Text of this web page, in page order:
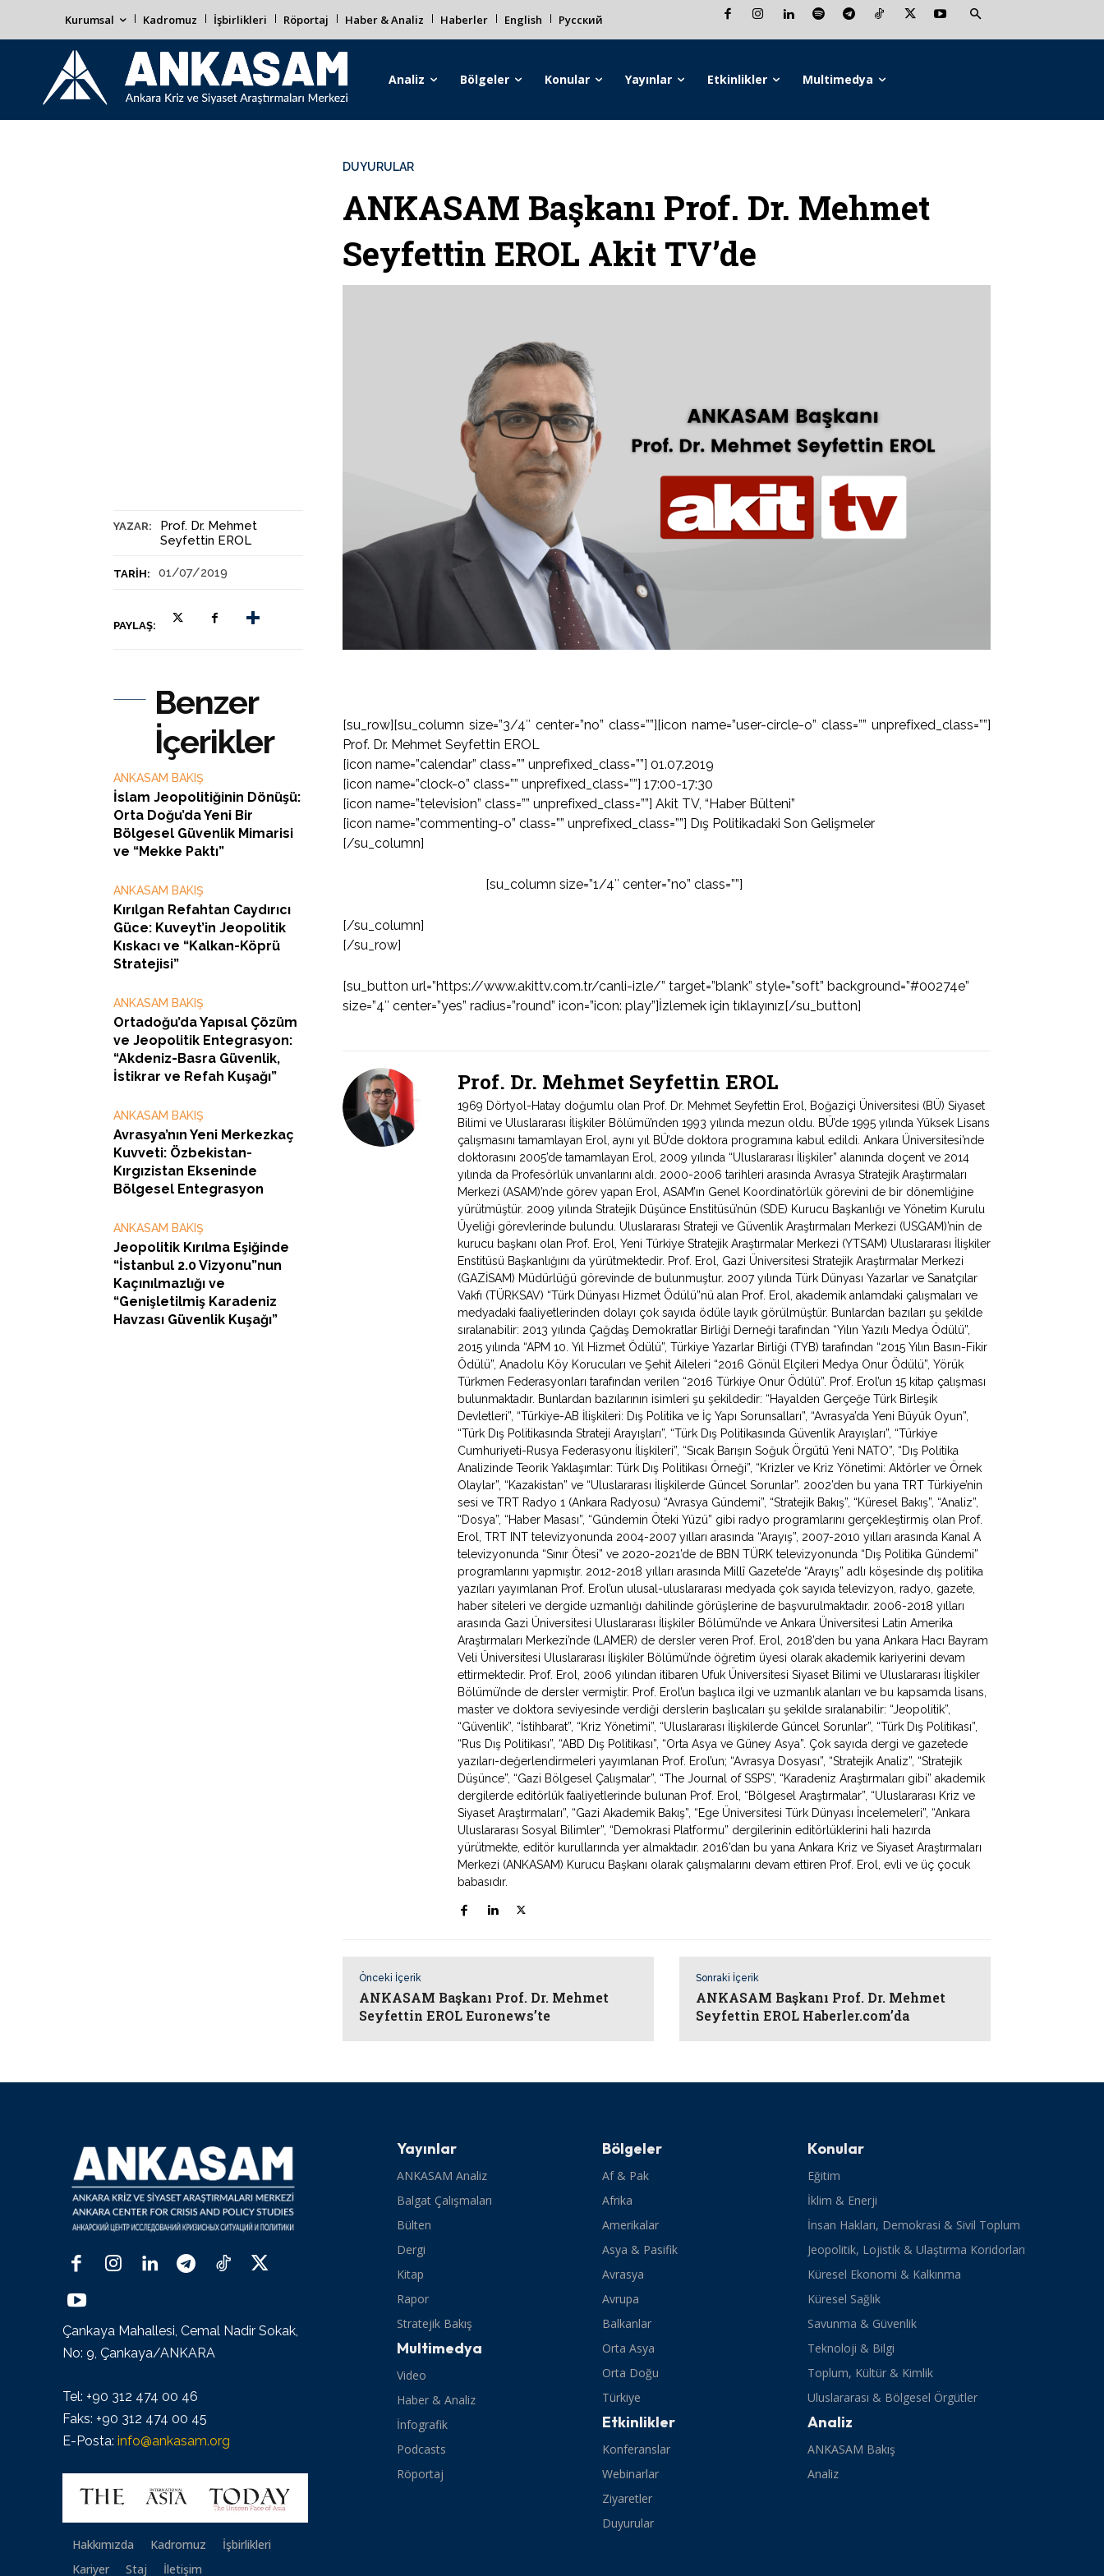
Kurumsal Kadromuz İşbirlikleri Röportaj Haber & Analiz Haberler English Русский
Analiz Bölgeler Konular Yayınlar Etkinlikler Multimedya
YAZAR:
Prof. Dr. Mehmet
Seyfettin EROL
TARIH: 01/07/2019
PAYLAŞ:
DUYURULAR
ANKASAM Başkanı Prof. Dr. Mehmet
Seyfettin EROL Akit TV’de
Benzer
İçerikler
ANKASAM BAKIŞ
İslam Jeopolitiğinin Dönüşü:
Orta Doğu’da Yeni Bir
Bölgesel Güvenlik Mimarisi
ve “Mekke Paktı”
ANKASAM BAKIŞ
Kırılgan Refahtan Caydırıcı
Güce: Kuveyt’in Jeopolitik
Kıskacı ve “Kalkan-Köprü
Stratejisi”
ANKASAM BAKIŞ
Ortadoğu’da Yapısal Çözüm
ve Jeopolitik Entegrasyon:
“Akdeniz-Basra Güvenlik,
İstikrar ve Refah Kuşağı”
ANKASAM BAKIŞ
Avrasya’nın Yeni Merkezkaç
Kuvveti: Özbekistan-
Kırgızistan Ekseninde
Bölgesel Entegrasyon
ANKASAM BAKIŞ
Jeopolitik Kırılma Eşiğinde
“İstanbul 2.0 Vizyonu”nun
Kaçınılmazlığı ve
“Genişletilmiş Karadeniz
Havzası Güvenlik Kuşağı”
[su_row][su_column size=”3/4″ center=”no” class=””][icon name=”user-circle-o” class=”” unprefixed_class=””]
Prof. Dr. Mehmet Seyfettin EROL
[icon name=”calendar” class=”” unprefixed_class=””] 01.07.2019
[icon name=”clock-o” class=”” unprefixed_class=””] 17:00-17:30
[icon name=”television” class=”” unprefixed_class=””] Akit TV, “Haber Bülteni”
[icon name=”commenting-o” class=”” unprefixed_class=””] Dış Politikadaki Son Gelişmeler
[/su_column]
[su_column size=”1/4″ center=”no” class=””]
[/su_column]
[/su_row]
[su_button url=”https://www.akittv.com.tr/canli-izle/” target=”blank” style=”soft” background=”#00274e”
size=”4″ center=”yes” radius=”round” icon=”icon: play”]İzlemek için tıklayınız[/su_button]
Prof. Dr. Mehmet Seyfettin EROL
1969 Dörtyol-Hatay doğumlu olan Prof. Dr. Mehmet Seyfettin Erol, Boğaziçi Üniversitesi (BÜ) Siyaset
Bilimi ve Uluslararası İlişkiler Bölümü’nden 1993 yılında mezun oldu. BÜ’de 1995 yılında Yüksek Lisans
çalışmasını tamamlayan Erol, aynı yıl BÜ’de doktora programına kabul edildi. Ankara Üniversitesi’nde
doktorasını 2005’de tamamlayan Erol, 2009 yılında “Uluslararası İlişkiler” alanında doçent ve 2014
yılında da Profesörlük unvanlarını aldı. 2000-2006 tarihleri arasında Avrasya Stratejik Araştırmaları
Merkezi (ASAM)’nde görev yapan Erol, ASAM’ın Genel Koordinatörlük görevini de bir dönemliğine
yürütmüştür. 2009 yılında Stratejik Düşünce Enstitüsü’nün (SDE) Kurucu Başkanlığı ve Yönetim Kurulu
Üyeliği görevlerinde bulundu. Uluslararası Strateji ve Güvenlik Araştırmaları Merkezi (USGAM)’nin de
kurucu başkanı olan Prof. Erol, Yeni Türkiye Stratejik Araştırmalar Merkezi (YTSAM) Uluslararası İlişkiler
Enstitüsü Başkanlığını da yürütmektedir. Prof. Erol, Gazi Üniversitesi Stratejik Araştırmalar Merkezi
(GAZİSAM) Müdürlüğü görevinde de bulunmuştur. 2007 yılında Türk Dünyası Yazarlar ve Sanatçılar
Vakfı (TÜRKSAV) “Türk Dünyası Hizmet Ödülü”nü alan Prof. Erol, akademik anlamdaki çalışmaları ve
medyadaki faaliyetlerinden dolayı çok sayıda ödüle layık görülmüştür. Bunlardan bazıları şu şekilde
sıralanabilir: 2013 yılında Çağdaş Demokratlar Birliği Derneği tarafından “Yılın Yazılı Medya Ödülü”,
2015 yılında “APM 10. Yıl Hizmet Ödülü”, Türkiye Yazarlar Birliği (TYB) tarafından “2015 Yılın Basın-Fikir
Ödülü”, Anadolu Köy Korucuları ve Şehit Aileleri “2016 Gönül Elçileri Medya Onur Ödülü”, Yörük
Türkmen Federasyonları tarafından verilen “2016 Türkiye Onur Ödülü”. Prof. Erol’un 15 kitap çalışması
bulunmaktadır. Bunlardan bazılarının isimleri şu şekildedir: “Hayalden Gerçeğe Türk Birleşik
Devletleri”, “Türkiye-AB İlişkileri: Dış Politika ve İç Yapı Sorunsalları”, “Avrasya’da Yeni Büyük Oyun”,
“Türk Dış Politikasında Strateji Arayışları”, “Türk Dış Politikasında Güvenlik Arayışları”, “Türkiye
Cumhuriyeti-Rusya Federasyonu İlişkileri”, “Sıcak Barışın Soğuk Örgütü Yeni NATO”, “Dış Politika
Analizinde Teorik Yaklaşımlar: Türk Dış Politikası Örneği”, “Krizler ve Kriz Yönetimi: Aktörler ve Örnek
Olaylar”, “Kazakistan” ve “Uluslararası İlişkilerde Güncel Sorunlar”. 2002’den bu yana TRT Türkiye’nin
sesi ve TRT Radyo 1 (Ankara Radyosu) “Avrasya Gündemi”, “Stratejik Bakış”, “Küresel Bakış”, “Analiz”,
“Dosya”, “Haber Masası”, “Gündemin Öteki Yüzü” gibi radyo programlarını gerçekleştirmiş olan Prof.
Erol, TRT INT televizyonunda 2004-2007 yılları arasında “Arayış”, 2007-2010 yılları arasında Kanal A
televizyonunda “Sınır Ötesi” ve 2020-2021’de de BBN TÜRK televizyonunda “Dış Politika Gündemi”
programlarını yapmıştır. 2012-2018 yılları arasında Millî Gazete’de “Arayış” adlı köşesinde dış politika
yazıları yayımlanan Prof. Erol’un ulusal-uluslararası medyada çok sayıda televizyon, radyo, gazete,
haber siteleri ve dergide uzmanlığı dahilinde görüşlerine de başvurulmaktadır. 2006-2018 yılları
arasında Gazi Üniversitesi Uluslararası İlişkiler Bölümü’nde ve Ankara Üniversitesi Latin Amerika
Araştırmaları Merkezi’nde (LAMER) de dersler veren Prof. Erol, 2018’den bu yana Ankara Hacı Bayram
Veli Üniversitesi Uluslararası İlişkiler Bölümü’nde öğretim üyesi olarak akademik kariyerini devam
ettirmektedir. Prof. Erol, 2006 yılından itibaren Ufuk Üniversitesi Siyaset Bilimi ve Uluslararası İlişkiler
Bölümü’nde de dersler vermiştir. Prof. Erol’un başlıca ilgi ve uzmanlık alanları ve bu kapsamda lisans,
master ve doktora seviyesinde verdiği derslerin başlıcaları şu şekilde sıralanabilir: “Jeopolitik”,
“Güvenlik”, “İstihbarat”, “Kriz Yönetimi”, “Uluslararası İlişkilerde Güncel Sorunlar”, “Türk Dış Politikası”,
“Rus Dış Politikası”, “ABD Dış Politikası”, “Orta Asya ve Güney Asya”. Çok sayıda dergi ve gazetede
yazıları-değerlendirmeleri yayımlanan Prof. Erol’un; “Avrasya Dosyası”, “Stratejik Analiz”, “Stratejik
Düşünce”, “Gazi Bölgesel Çalışmalar”, “The Journal of SSPS”, “Karadeniz Araştırmaları gibi” akademik
dergilerde editörlük faaliyetlerinde bulunan Prof. Erol, “Bölgesel Araştırmalar”, “Uluslararası Kriz ve
Siyaset Araştırmaları”, “Gazi Akademik Bakış”, “Ege Üniversitesi Türk Dünyası İncelemeleri”, “Ankara
Uluslararası Sosyal Bilimler”, “Demokrasi Platformu” dergilerinin editörlüklerini hali hazırda
yürütmekte, editör kurullarında yer almaktadır. 2016’dan bu yana Ankara Kriz ve Siyaset Araştırmaları
Merkezi (ANKASAM) Kurucu Başkanı olarak çalışmalarını devam ettiren Prof. Erol, evli ve üç çocuk
babasıdır.
Önceki İçerik
ANKASAM Başkanı Prof. Dr. Mehmet
Seyfettin EROL Euronews’te
Sonraki İçerik
ANKASAM Başkanı Prof. Dr. Mehmet
Seyfettin EROL Haberler.com’da
Çankaya Mahallesi, Cemal Nadir Sokak,
No: 9, Çankaya/ANKARA
Tel: +90 312 474 00 46
Faks: +90 312 474 00 45
E-Posta: info@ankasam.org
Hakkımızda Kadromuz
İşbirlikleri
Kariyer
Staj İletişim
Yayınlar
ANKASAM Analiz
Balgat Çalışmaları
Bülten
Dergi
Kitap
Rapor
Stratejik Bakış
Multimedya
Video
Haber & Analiz
İnfografik
Podcasts
Röportaj
Bölgeler
Af & Pak
Afrika
Amerikalar
Asya & Pasifik
Avrasya
Avrupa
Balkanlar
Orta Asya
Orta Doğu
Türkiye
Etkinlikler
Konferanslar
Webinarlar
Ziyaretler
Duyurular
Konular
Eğitim
İklim & Enerji
İnsan Hakları, Demokrasi & Sivil Toplum
Jeopolitik, Lojistik & Ulaştırma Koridorları
Küresel Ekonomi & Kalkınma
Küresel Sağlık
Savunma & Güvenlik
Teknoloji & Bilgi
Toplum, Kültür & Kimlik
Uluslararası & Bölgesel Örgütler
Analiz
ANKASAM Bakış
Analiz